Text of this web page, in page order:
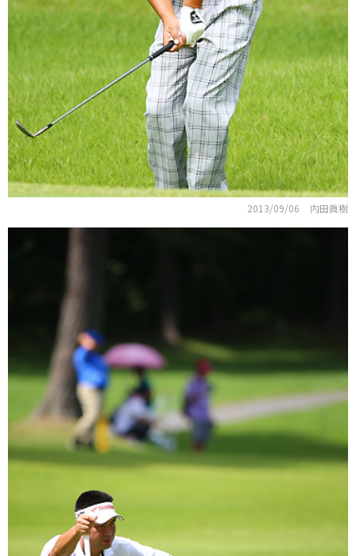
2013/09/06 内田眞樹